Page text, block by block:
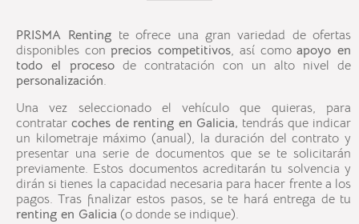
PRISMA Renting te ofrece una gran variedad de ofertas
disponibles con precios competitivos, así comoapoyo en
todo el proceso de contratación con un alto nivel de
personalización.
Una vez seleccionado el vehículo que quieras, para
contratar coches de renting en Galicia, tendrás que indicar
un kilometraje máximo (anual), la duración del contrato y
presentar una serie de documentos que se te solicitarán
previamente. Estos documentos acreditarán tu solvencia y
dirán si tienes la capacidad necesaria para hacer frente a los
pagos. Tras finalizar estos pasos, se te hará entrega de tu
renting en Galicia (o donde se indique).